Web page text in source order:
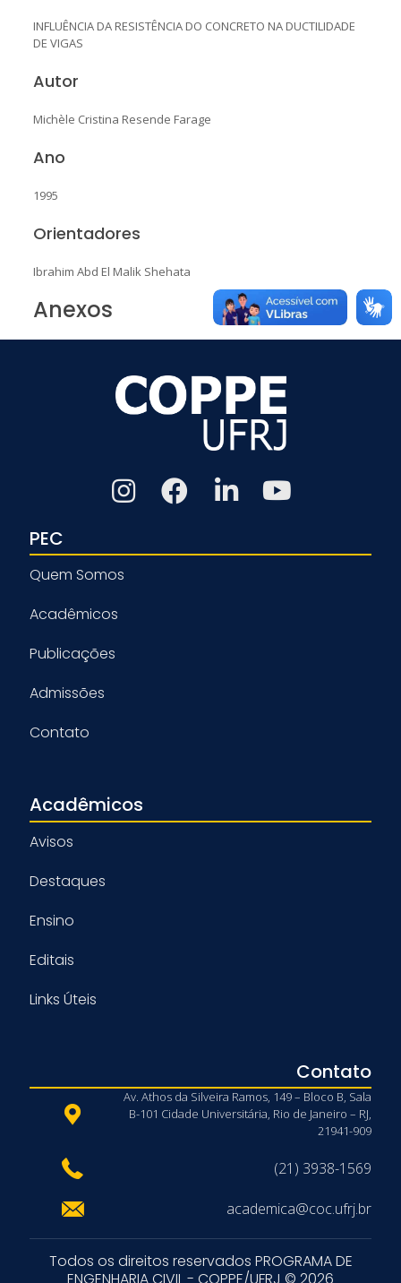
INFLUÊNCIA DA RESISTÊNCIA DO CONCRETO NA DUCTILIDADE
DE VIGAS
Autor
Michèle Cristina Resende Farage
Ano
1995
Orientadores
Ibrahim Abd El Malik Shehata
Anexos
PEC
Quem Somos
Acadêmicos
Publicações
Admissões
Contato
Acadêmicos
Avisos
Destaques
Ensino
Editais
Links Úteis
Contato
Av. Athos da Silveira Ramos, 149 – Bloco B, Sala
B-101 Cidade Universitária, Rio de Janeiro – RJ,
21941-909
(21) 3938-1569
academica@coc.ufrj.br
Todos os direitos reservados PROGRAMA DE